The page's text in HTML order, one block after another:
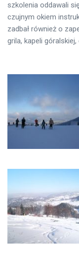
szkolenia oddawali
czujnym okiem
zadbał również o
grila, kapeli